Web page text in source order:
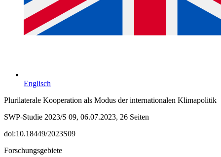
Englisch
Plurilaterale Kooperation als Modus der internationalen Klimapolitik
SWP-Studie 2023/S 09, 06.07.2023, 26 Seiten
doi:10.18449/2023S09
Forschungsgebiete